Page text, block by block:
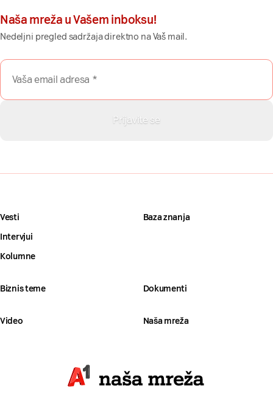
Naša mreža u Vašem inboksu!
Nedeljni pregled sadržaja direktno na Vaš mail.
Vesti
Intervjui
Kolumne
Baza znanja
Biznis teme Dokumenti
Video Naša mreža